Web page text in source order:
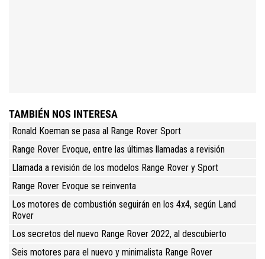
TAMBIÉN NOS INTERESA
Ronald Koeman se pasa al Range Rover Sport
Range Rover Evoque, entre las últimas llamadas a revisión
Llamada a revisión de los modelos Range Rover y Sport
Range Rover Evoque se reinventa
Los motores de combustión seguirán en los 4x4, según Land
Rover
Los secretos del nuevo Range Rover 2022, al descubierto
Seis motores para el nuevo y minimalista Range Rover